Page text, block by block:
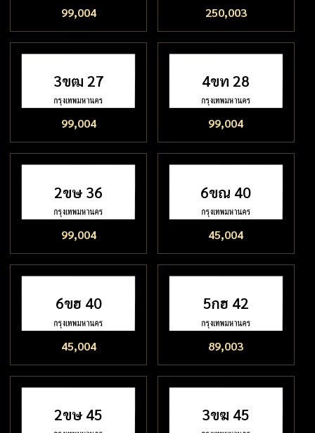
99,004 250,003
3ขฒ 27
99,004
4ขท 28
99,004
2ขษ 36
99,004
6ขณ 40
45,004
6ขฮ 40
45,004
5กฮ 42
89,003
2ขษ 45 3ขฆ 45